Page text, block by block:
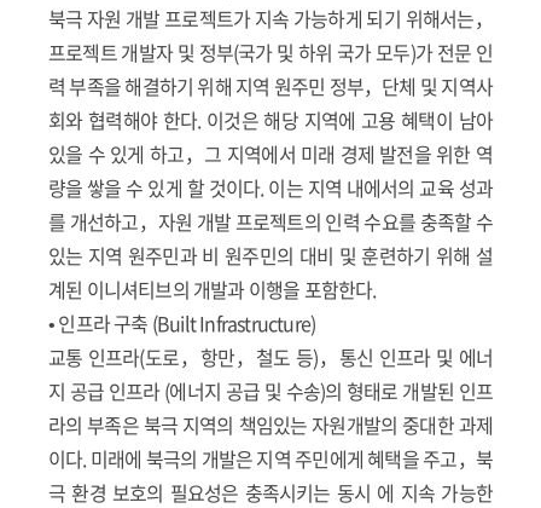
북극 자원 개발 프로젝트가 지속 가능하게 되기 위해서는，
프로젝트 개발자 및 정부(국가 및 하위 국가 모두)가 전문 인
력 부족을 해결하기 위해 지역 원주민 정부，단체 및 지역사
회와 협력해야 한다. 이것은 해당 지역에 고용 혜택이 남아
있을 수 있게 하고，그 지역에서 미래 경제 발전을 위한 역
량을 쌓을 수 있게 할 것이다. 이는 지역 내에서의 교육 성과
를 개선하고，자원 개발 프로젝트의 인력 수요를 충족할 수
있는 지역 원주민과 비 원주민의 대비 및 훈련하기 위해 설
계된 이니셔티브의 개발과 이행을 포함한다.
• 인프라 구축 (Built Infrastructure)
교통 인프라(도로，항만，철도 등)，통신 인프라 및 에너
지 공급 인프라 (에너지 공급 및 수송)의 형태로 개발된 인프
라의 부족은 북극 지역의 책임있는 자원개발의 중대한 과제
이다. 미래에 북극의 개발은 지역 주민에게 혜택을 주고，북
극 환경 보호의 필요성은 충족시키는 동시 에 지속 가능한